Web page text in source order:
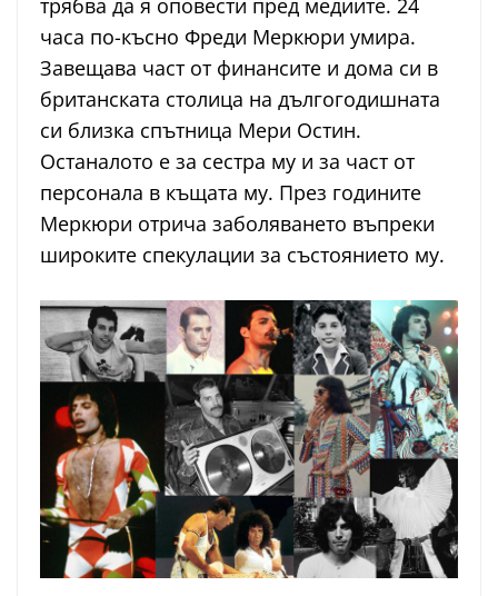
часа по-късно Фреди Меркюри умира.
Завещава част от финансите и дома си в
британската столица на дългогодишната
си близка спътница Мери Остин.
Останалото е за сестра му и за част от
персонала в къщата му. През годините
Меркюри отрича заболяването въпреки
широките спекулации за състоянието му.